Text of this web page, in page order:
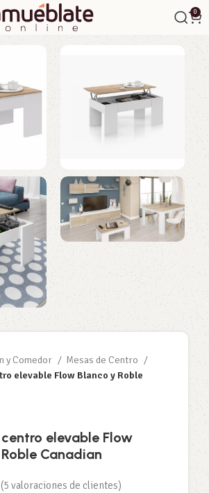
0
y Comedor
Mesas de Centro
elevable Flow Blanco y Roble
elevable Flow
Canadian
(5 valoraciones de clientes)